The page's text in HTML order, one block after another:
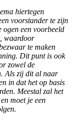
hiertegen
voorstander te zijn
ogen een voorbeeld
waardoor
te maken
Dit punt is ook
zowel de
Als zij dit al naar
in dat het op basis
Meestal zal het
moet je een